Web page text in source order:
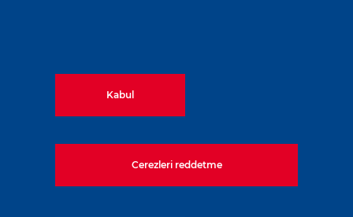
Kabul
Cerezleri reddetme